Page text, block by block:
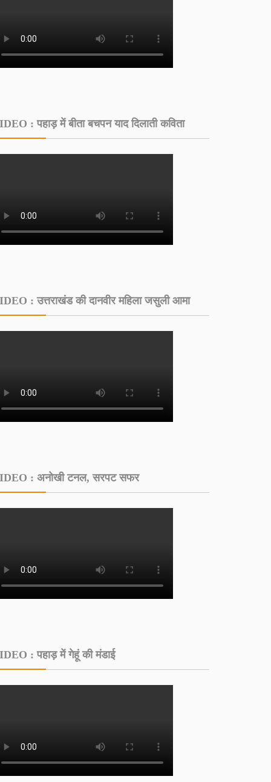
: पहाड़ में बीता बचपन याद दिलाती कविता
: उत्तराखंड की दानवीर महिला जसुली आमा
: अनोखी टनल, सरपट सफर
: पहाड़ में गेहूं की मंडाई